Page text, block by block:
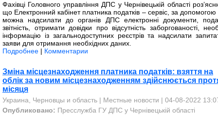
Фахівці Головного управління ДПС у Чернівецькій області
що Електронний кабінет платника податків – сервіс, за допомогою
можна надсилати до органів ДПС електронні документи,
звітність, отримати довідки про відсутність заборгованості,
інформацію із загальнодоступних реєстрів та надсилати
заяви для отримання необхідних даних.
Подробнее | Комментарии
Зміна місцезнаходження платника податків: взяття на
облік за новим місцезнаходженням здійснюється
місяця
Украина, Черновцы и область | Местные новости | 04-08-2022
Опубликовано: Пресслужба ГУ ДПС у Чернівецькій області